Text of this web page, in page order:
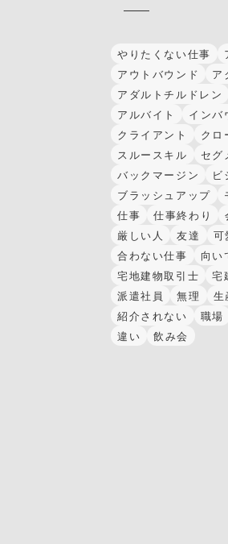
やりたくない仕事
アウトバウンド
ア
アダルトチルドレン
アルバイト
インバ
クライアント
クロ
スルースキル
セグ
バックマージン
ビ
ブラッシュアップ
仕事
仕事終わり
厳しい人
友達
可
合わない仕事
向い
宅地建物取引士
宅
派遣社員
無理 生
紹介されない
職場
違い
飲み会